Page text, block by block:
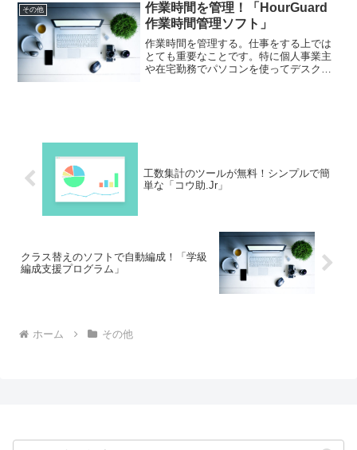
います。
その他
作業時間を管理！「HourGuard
作業時間管理ソフト」
作業時間を管理する。仕事をする上では
とても重要なことです。特に個人事業主
や在宅勤務でパソコンを使ってデスクワ
工数集計のツールが無料！シンプルで簡
単な「コウ助.Jr」
クラス替えのソフトで自動編成！「学級
編成支援プログラム」
ホーム その他